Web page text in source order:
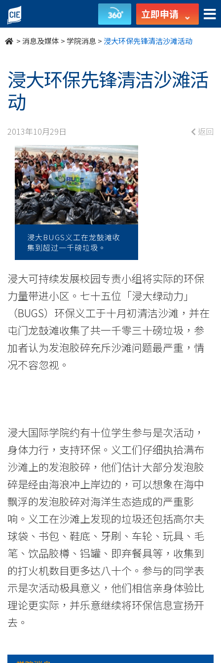
浸
大
保
先
锋
清
洁
沙
滩
活
学
院
消
息
学
院
香
港
浸
会
大
学
立即申请
>消息及媒体 >学院消息 > 浸大环保先锋清洁沙滩活动
浸大环保先锋清洁沙滩活
动
2013年10月29日 返回
浸大BUGS义工在龙鼓滩收
集到超过一千磅垃圾。
浸大可持续发展校园专责小组将实际的环保
力量带进小区。七十五位「浸大绿动力」
（BUGS）环保义工于十月初清洁沙滩，并在
屯门龙鼓滩收集了共一千零三十磅垃圾，参
加者认为发泡胶碎充斥沙滩问题最严重，情
况不容忽视。
浸大国际学院约有十位学生参与是次活动，
身体力行，支持环保。义工们仔细执拾满布
沙滩上的发泡胶碎，他们估计大部分发泡胶
碎是经由海浪冲上岸边的，可以想象在海中
飘浮的发泡胶碎对海洋生态造成的严重影
响。义工在沙滩上发现的垃圾还包括高尔夫
球袋、书包、鞋底、牙刷、车轮、玩具、毛
笔、饮品胶樽、铝罐、即弃餐具等，收集到
的打火机数目更多达八十个。参与的同学表
示是次活动极具意义，他们相信亲身体验比
理论更实际，并乐意继续将环保信息宣扬开
去。